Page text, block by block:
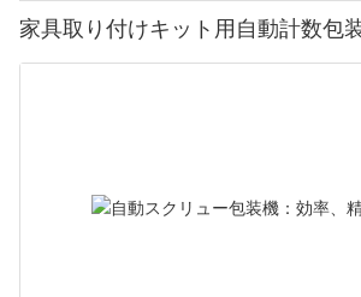
家具取り付けキット用自動計数包